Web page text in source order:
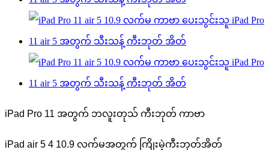
iPad Pro 11 အတွက် ဘလူးတုသ် ကီးဘုတ် ကာဗာ
iPad air 5 4 10.9 လက်မအတွက် ကြိုးမဲ့ကီးဘုတ်အိတ်